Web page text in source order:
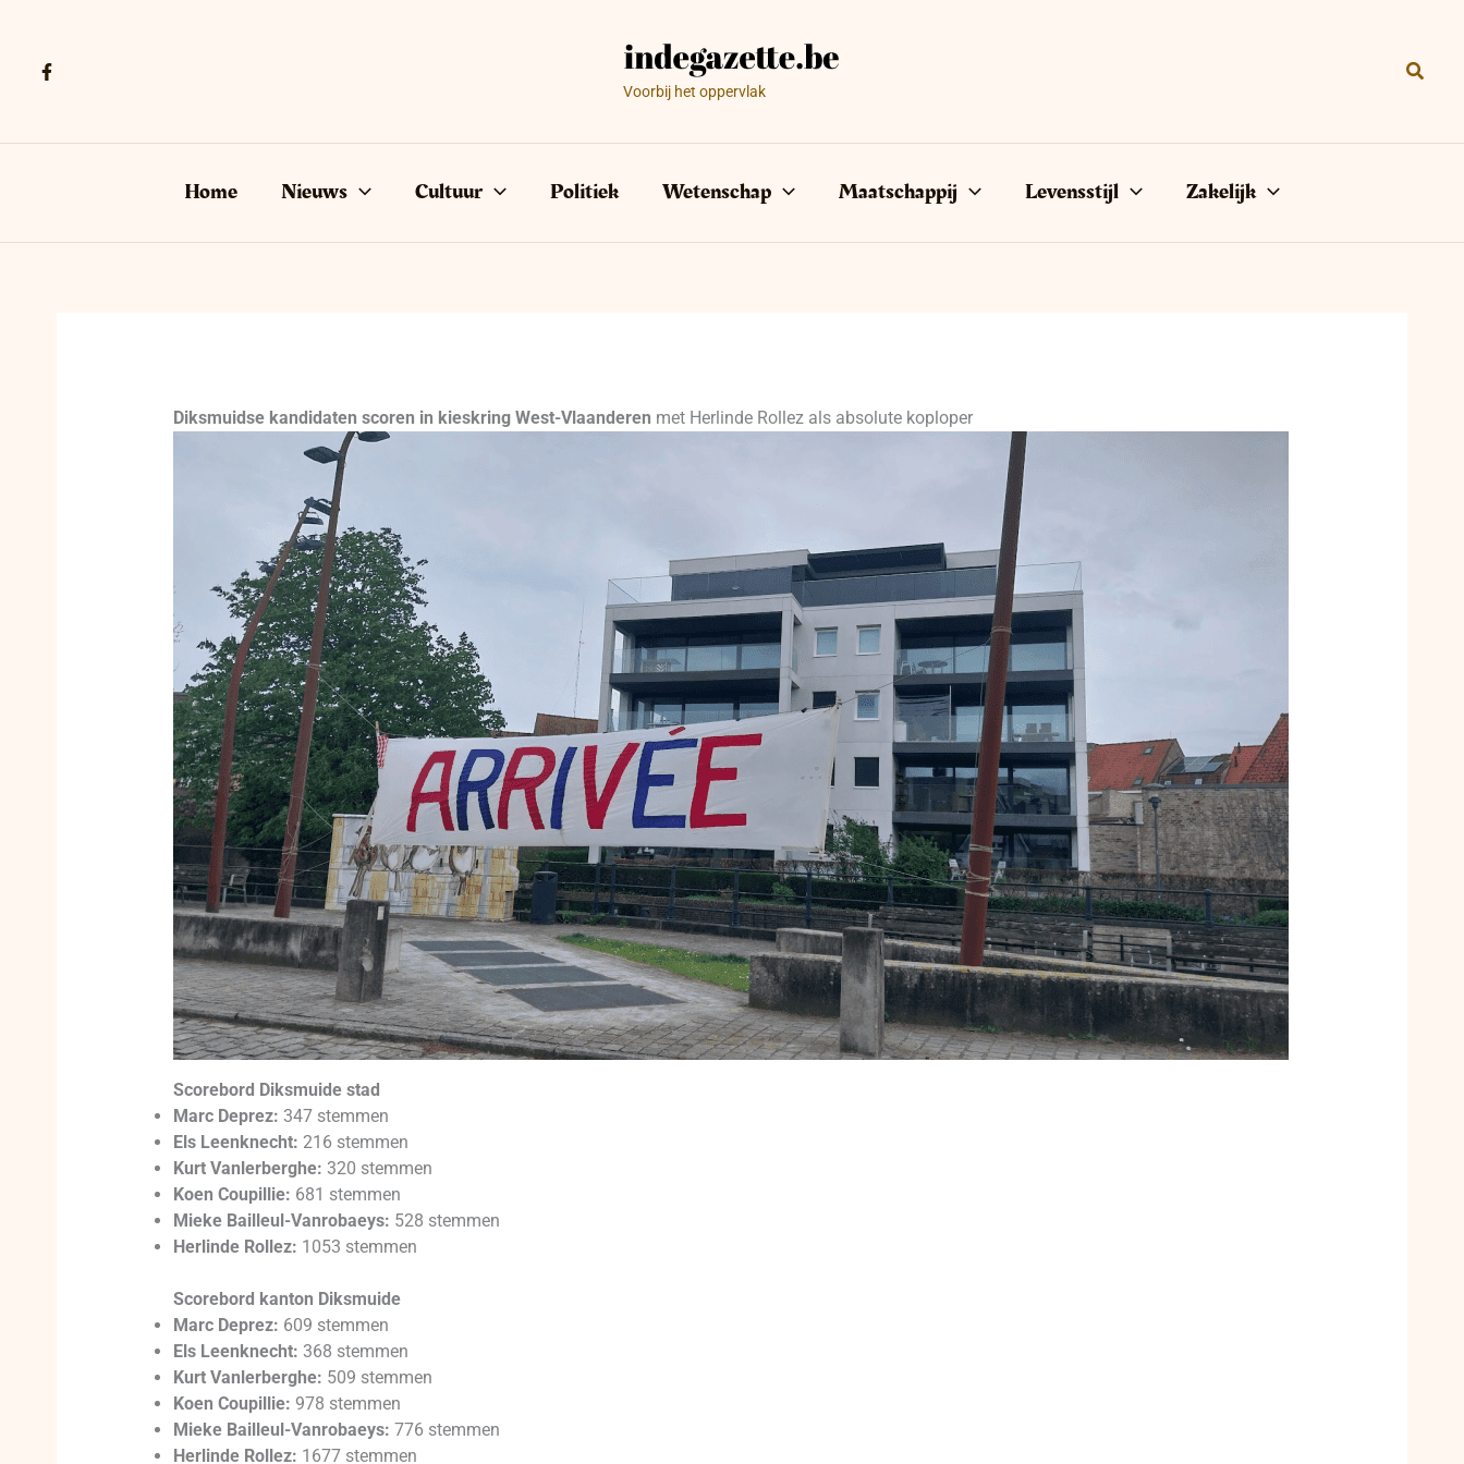
Voorbij het oppervlak
Home Nieuws Cultuur Politiek Wetenschap Maatschappij Levensstijl Zakelijk
Diksmuidse kandidaten scoren in kieskring West-Vlaanderen met Herlinde Rollez als absolute koploper
Scorebord Diksmuide stad
Marc Deprez: 347 stemmen
Els Leenknecht: 216 stemmen
Kurt Vanlerberghe: 320 stemmen
Koen Coupillie: 681 stemmen
Mieke Bailleul-Vanrobaeys: 528 stemmen
Herlinde Rollez: 1053 stemmen
Scorebord kanton Diksmuide
Marc Deprez: 609 stemmen
Els Leenknecht: 368 stemmen
Kurt Vanlerberghe: 509 stemmen
Koen Coupillie: 978 stemmen
Mieke Bailleul-Vanrobaeys: 776 stemmen
Herlinde Rollez: 1677 stemmen